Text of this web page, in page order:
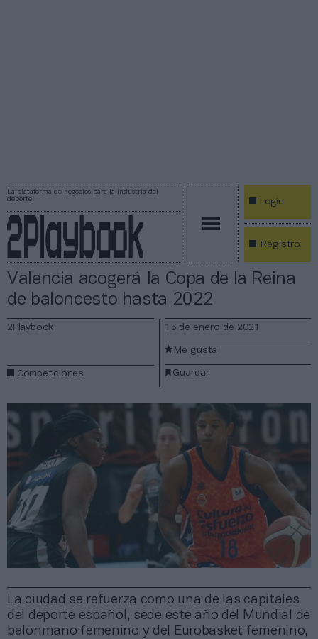
La plataforma de negocios para la industria del
deporte
Login
Registro
Valencia acogerá la Copa de la Reina
de baloncesto hasta 2022
La ciudad se refuerza como una de las capitales
del deporte español, sede este año del Mundial de
balonmano femenino y del Eurobasket femenino,
2Playbook
Competiciones
15 de enero de 2021
Guardar
Me gusta